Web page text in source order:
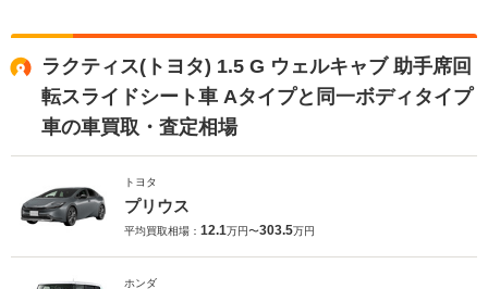
ラクティス(トヨタ) 1.5 G ウェルキャブ 助手席回
転スライドシート車 Aタイプと同一ボディタイプ
車の車買取・査定相場
トヨタ
プリウス
平均買取相場： 12.1万円〜303.5万円
ホンダ